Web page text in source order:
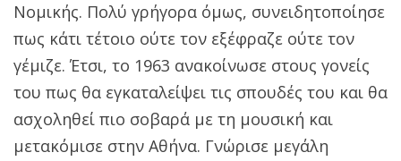
Νομικής. Πολύ γρήγορα όμως, συνειδητοποίησε
πως κάτι τέτοιο ούτε τον εξέφραζε ούτε τον
γέμιζε. Έτσι, το 1963 ανακοίνωσε στους γονείς
του πως θα εγκαταλείψει τις σπουδές του και θα
ασχοληθεί πιο σοβαρά με τη μουσική και
μετακόμισε στην Αθήνα. Γνώρισε μεγάλη